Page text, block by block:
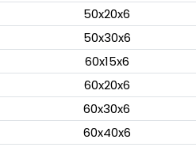
50x20x6
50x30x6
60x15x6
60x20x6
60x30x6
60x40x6